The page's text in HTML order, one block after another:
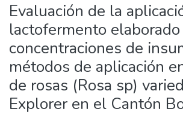
Estadísticas Externas
Evaluación de la
lactofermento
concentraciones de
métodos de aplicación
de rosas (Rosa sp)
Explorer en el Cantón